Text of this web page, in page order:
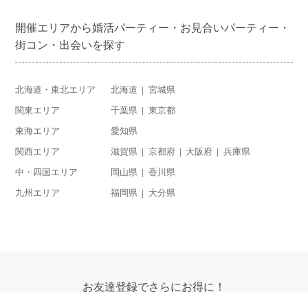
開催エリアから婚活パーティー・お見合いパーティー・
街コン・出会いを探す
北海道・東北エリア 北海道 宮城県
関東エリア 千葉県 東京都
東海エリア 愛知県
関西エリア 滋賀県 京都府 大阪府 兵庫県
中・四国エリア 岡山県 香川県
九州エリア 福岡県 大分県
お友達登録でさらにお得に！